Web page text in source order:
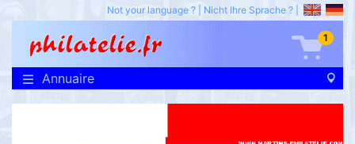
Not your language ? Nicht Ihre Sprache ?
1
Annuaire